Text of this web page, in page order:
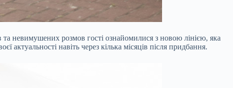
та невимушених розмов гості ознайомилися з новою лінією, яка
навіть через кілька місяців після придбання.